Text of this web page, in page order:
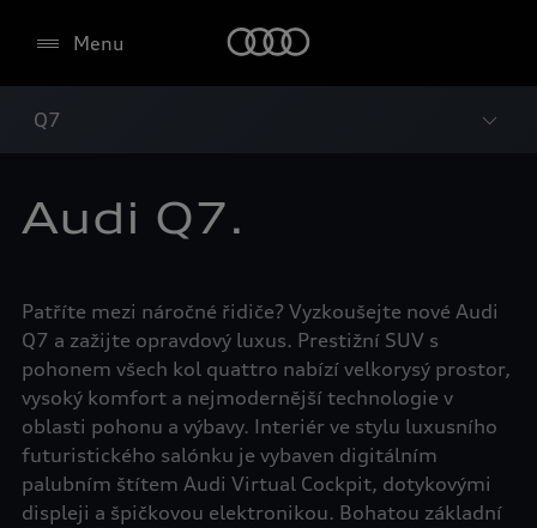
Menu
Q7
Audi Q7.
Patříte mezi náročné řidiče? Vyzkoušejte nové Audi
Q7 a zažijte opravdový luxus. Prestižní SUV s
pohonem všech kol quattro nabízí velkorysý prostor,
vysoký komfort a nejmodernější technologie v
oblasti pohonu a výbavy. Interiér ve stylu luxusního
futuristického salónku je vybaven digitálním
palubním štítem Audi Virtual Cockpit, dotykovými
displeji a špičkovou elektronikou. Bohatou základní